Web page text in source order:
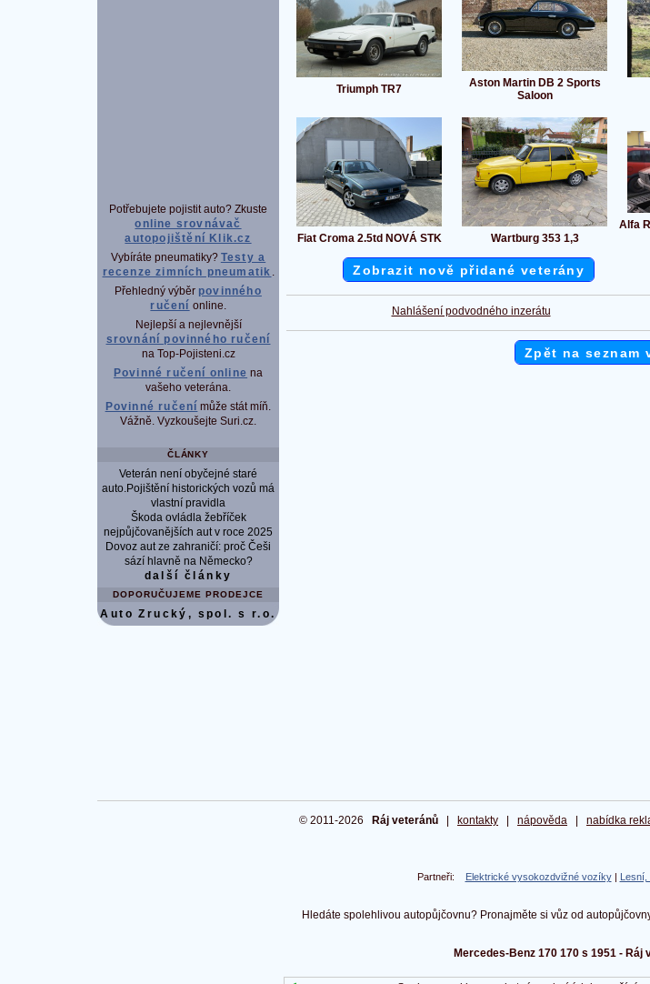
Potřebujete pojistit auto? Zkuste
online srovnávač
autopojištění Klik.cz
Vybíráte pneumatiky? Testy a
recenze zimních pneumatik .
Přehledný výběr povinného
ručení online.
Nejlepší a nejlevnější
srovnání povinného ručení
na Top-Pojisteni.cz
Povinné ručení online na
vašeho veterána.
Povinné ručení může stát míň.
Vážně. Vyzkoušejte Suri.cz.
ČLÁNKY
Veterán není obyčejné staré
auto.Pojištění historických vozů má
vlastní pravidla
Škoda ovládla žebříček
nejpůjčovanějších aut v roce 2025
Dovoz aut ze zahraničí: proč Češi
sází hlavně na Německo?
další články
DOPORUČUJEME PRODEJCE
Auto Zrucký, spol. s r.o.
Triumph TR7
Aston Martin DB 2 Sports
Saloon
Fiat Croma 2.5td NOVÁ STK Wartburg 353 1,3
Alfa
Zobrazit nově přidané veterány
Nahlášení podvodného inzerátu
Zpět na seznam
© 2011-2026 Ráj veteránů kontakty nápověda nabídka
Partneři: Elektrické vysokozdvižné vozíky|
Hledáte spolehlivou autopůjčovnu? Pronajměte si vůz od
Mercedes-Benz 170 170 s 1951 - Ráj